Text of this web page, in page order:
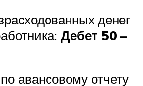
денег
Дебет 50 –
авансовому отчету